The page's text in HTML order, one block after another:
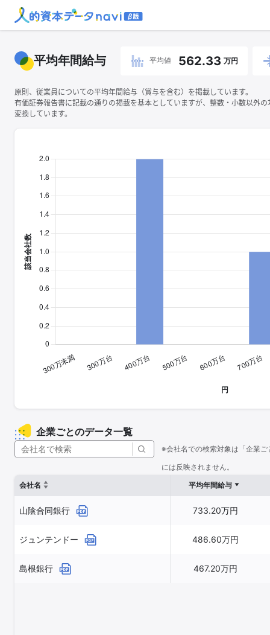
平均年間給与 平均値 562.33 万円
原則、従業員についての平均年間給与（賞与を含む）を掲載しています。
有価証券報告書に記載の通りの掲載を基本としていますが、整数・小数以外
変換しています。
企業ごとのデータ一覧
※会社名での検索対象は「企業
には反映されません。
会社名
平均年間給与
山陰合同銀行 733.20万円
ジュンテンドー 486.60万円
島根銀行 467.20万円